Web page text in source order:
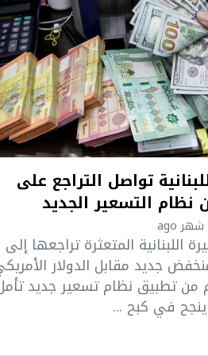
تواصل التراجع على
نظام التسعير الجديد
اللبنانية المتعثرة تراجعها إلى
جديد مقابل الدولار
من تطبيق نظام تسعير جديد
في كبح ...